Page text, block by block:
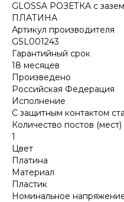
GLOSSA РОЗЕТКА с
ПЛАТИНА
Артикул производителя
GSL001243
Гарантийный срок
18 месяцев
Произведено
Российская Федерация
Исполнение
С защитным контактом
Количество постов (мест)
1
Цвет
Платина
Материал
Пластик
Номинальное